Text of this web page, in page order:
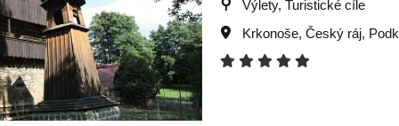
Výlety, Turistické cíle
Krkonoše, Český ráj,